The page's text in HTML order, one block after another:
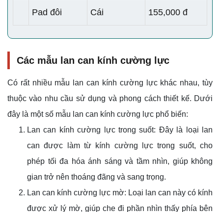
Pad đôi Cái 155,000 đ
Các mẫu lan can kính cường lực
Có rất nhiều mẫu lan can kính cường lực khác nhau, tùy
thuộc vào nhu cầu sử dụng và phong cách thiết kế. Dưới
đây là một số mẫu lan can kính cường lực phổ biến:
Lan can kính cường lực trong suốt: Đây là loại lan
can được làm từ kính cường lực trong suốt, cho
phép tối đa hóa ánh sáng và tầm nhìn, giúp không
gian trở nên thoáng đãng và sang trọng.
Lan can kính cường lực mờ: Loại lan can này có kính
được xử lý mờ, giúp che đi phần nhìn thấy phía bên